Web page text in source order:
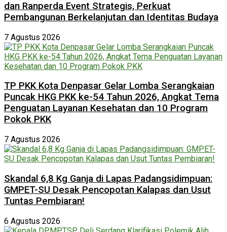
dan Ranperda Event Strategis, Perkuat
Pembangunan Berkelanjutan dan Identitas Budaya
7 Agustus 2026
TP PKK Kota Denpasar Gelar Lomba Serangkaian
Puncak HKG PKK ke-54 Tahun 2026, Angkat Tema
Penguatan Layanan Kesehatan dan 10 Program
Pokok PKK
7 Agustus 2026
Skandal 6,8 Kg Ganja di Lapas Padangsidimpuan:
GMPET-SU Desak Pencopotan Kalapas dan Usut
Tuntas Pembiaran!
6 Agustus 2026